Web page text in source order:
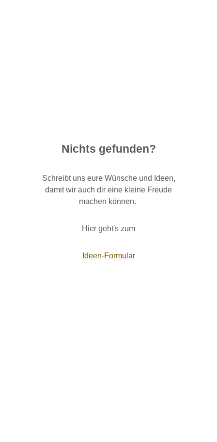
Nichts gefunden?
Schreibt uns eure Wünsche und Ideen,
damit wir auch dir eine kleine Freude
machen können.
Hier geht's zum
Ideen-Formular